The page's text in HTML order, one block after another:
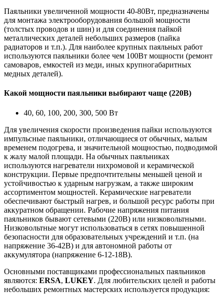
Паяльники увеличенной мощности 40-80Вт, предназначены
для монтажа электрооборудования большой мощности
(толстых проводов и шин) и для соединения пайкой
металлических деталей небольших размеров (пайка
радиаторов и т.п.). Для наиболее крупных паяльных работ
используются паяльники более чем 100Вт мощности (ремонт
самоваров, емкостей из меди, иных крупногабаритных
медных деталей).
Какой мощности паяльники выбирают чаще (220В)
40, 60, 100, 200, 300, 500 Вт
Для увеличения скорости произведения пайки используются
импульсные паяльники, отличающиеся от обычных, малым
временем подогрева, и значительной мощностью, подводимой
к жалу малой площади. На обычных паяльниках
используются нагреватели нихромовой и керамической
конструкции. Первые предпочтительны меньшей ценой и
устойчивостью к ударным нагрузкам, а также широким
ассортиментом мощностей. Керамические нагреватели
обеспечивают быстрый нагрев, и большой ресурс работы при
аккуратном обращении. Рабочие напряжения питания
паяльников бывают сетевыми (220В) или низковольтными.
Низковольтные могут использоваться в сетях повышенной
безопасности для образовательных учреждений и т.п. (на
напряжение 36-42В) и для автономной работы от
аккумулятора (напряжение 6-12-18В).
Основными поставщиками профессиональных паяльников
являются: ERSA, LUKEY. Для любительских целей и работы
небольших ремонтных мастерских используется продукция: